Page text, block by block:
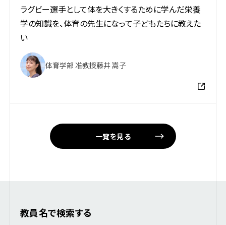
ラグビー選手として体を大きくするために学んだ栄養
学の知識を、体育の先生になって子どもたちに教えた
い
体育学部 准教授藤井 嵩子
一覧を見る
教員名で検索する